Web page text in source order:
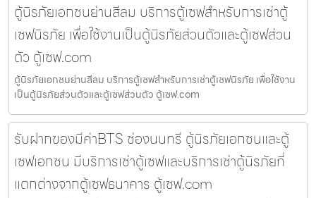
ตู้นิรภัยเอกชนย่านสีลม บริการตู้เซฟสำหรับการเช่าตู้
เซฟนิรภัย เพื่อใช้งานเป็นตู้นิรภัยส่วนตัวและตู้เซฟส่วน
ตัว ตู้เซฟ.com
ตู้นิรภัยเอกชนย่านสีลม บริการตู้เซฟสำหรับการเช่าตู้เซฟนิรภัย เพื่อใช้งาน
เป็นตู้นิรภัยส่วนตัวและตู้เซฟส่วนตัว ตู้เซฟ.com
รับฝากของมีค่าBTS ช่องนนทรี ตู้นิรภัยเอกชนและตู้
เซฟเอกชน มีบริการเช่าตู้เซฟและบริการเช่าตู้นิรภัยที่
แตกต่างจากตู้เซฟธนาคาร ตู้เซฟ.com